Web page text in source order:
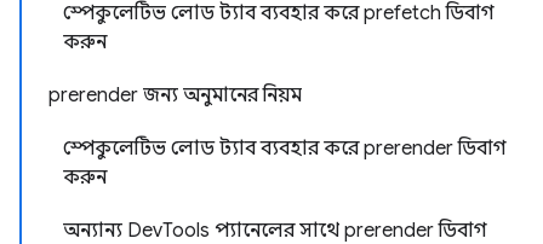
স্পেকুলেটিভ লোড ট্যাব ব্যবহার করে prefetch ডিবাগ
করুন
prerender জন্য অনুমানের নিয়ম
স্পেকুলেটিভ লোড ট্যাব ব্যবহার করে prerender ডিবাগ
করুন
অন্যান্য DevTools প্যানেলের সাথে prerender ডিবাগ